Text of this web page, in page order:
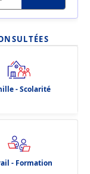
- Scolarité
- Formation